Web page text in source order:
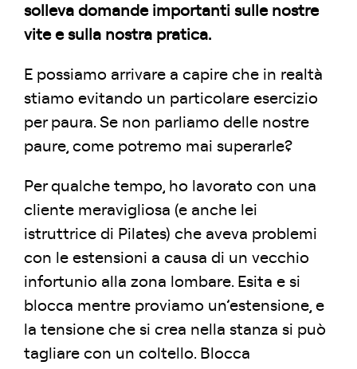
solleva domande importanti sulle nostre
vite e sulla nostra pratica.
E possiamo arrivare a capire che in realtà
stiamo evitando un particolare esercizio
per paura. Se non parliamo delle nostre
paure, come potremo mai superarle?
Per qualche tempo, ho lavorato con una
cliente meravigliosa (e anche lei
istruttrice di Pilates) che aveva problemi
con le estensioni a causa di un vecchio
infortunio alla zona lombare. Esita e si
blocca mentre proviamo un’estensione, e
la tensione che si crea nella stanza si può
tagliare con un coltello. Blocca